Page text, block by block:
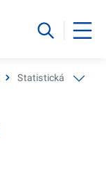
Statistická ročenka